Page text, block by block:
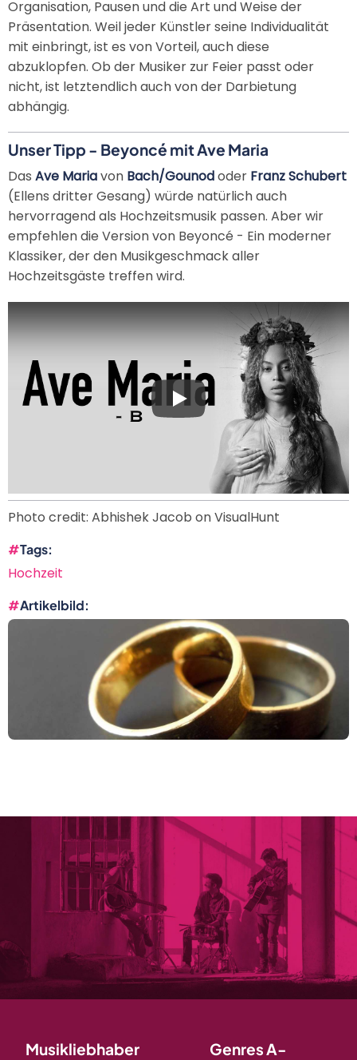
Organisation, Pausen und die Art und Weise der
Präsentation. Weil jeder Künstler seine Individualität
mit einbringt, ist es von Vorteil, auch diese
abzuklopfen. Ob der Musiker zur Feier passt oder
nicht, ist letztendlich auch von der Darbietung
abhängig.
Unser Tipp - Beyoncé mit Ave Maria
Das Ave Mariavon Bach/Gounododer Franz Schubert
(Ellens dritter Gesang) würde natürlich auch
hervorragend als Hochzeitsmusik passen. Aber wir
empfehlen die Version von Beyoncé - Ein moderner
Klassiker, der den Musikgeschmack aller
Hochzeitsgäste treffen wird.
Photo credit: Abhishek Jacob on VisualHunt
Tags
Hochzeit
Artikelbild
Musikliebhaber Genres A-